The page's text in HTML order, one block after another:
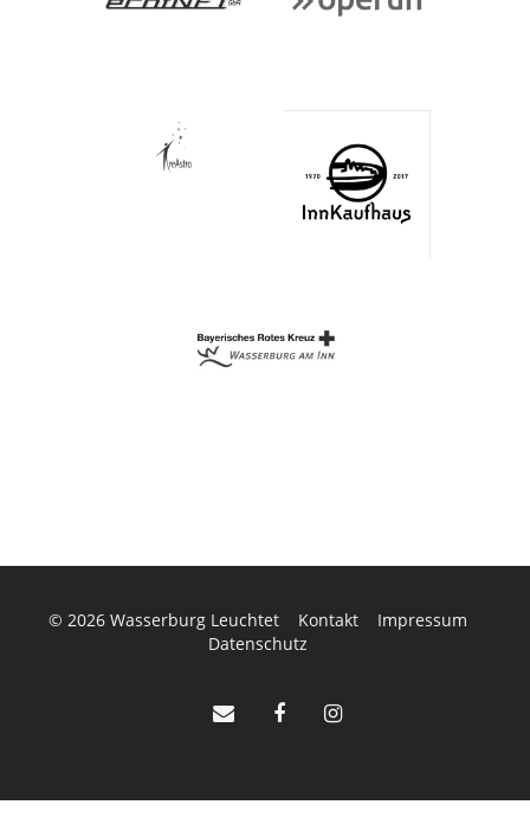
© 2026 Wasserburg Leuchtet Kontakt
Impressum
Datenschutz